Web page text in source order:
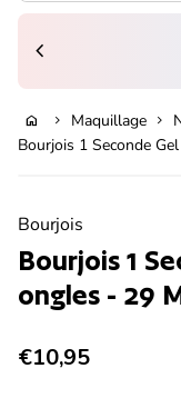
(le lien s'ouvre
chevron_left
home chevron_right Maquillage chevron_right
Bourjois 1 Seconde
Bourjois
Bourjois 1
ongles - 29
Prix normal
€10,95